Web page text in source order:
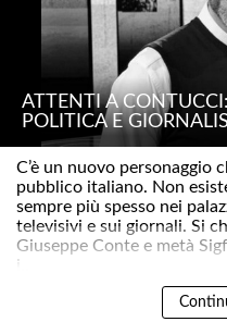
ATTENTI A
POLITICA E
C’è un nuovo personaggio
pubblico italiano. Non
sempre più spesso nei
televisivi e sui giornali. Si
Giuseppe Conte e metà
i..